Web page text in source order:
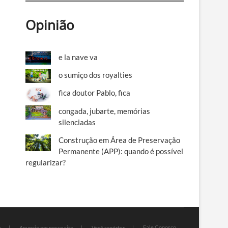
Opinião
e la nave va
o sumiço dos royalties
fica doutor Pablo, fica
congada, jubarte, memórias
silenciadas
Construção em Área de Preservação
Permanente (APP): quando é possível
regularizar?